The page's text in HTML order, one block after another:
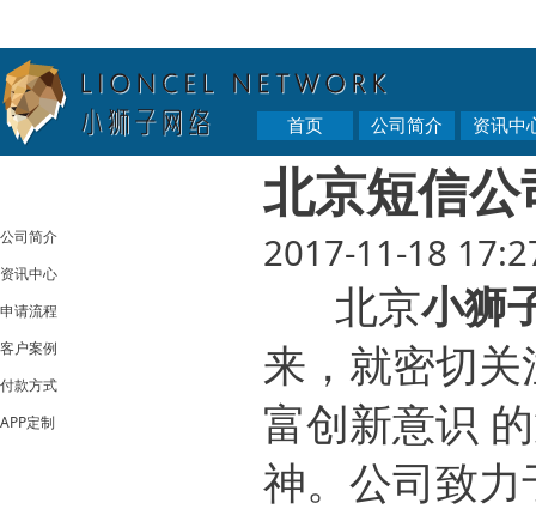
首页 公司简介 资讯中
公司简介
资讯中心
申请流程
客户案例
付款方式
APP定制
北京短信公
2017-11-18
北京小狮
来，就密切
富创新意识
神。公司致